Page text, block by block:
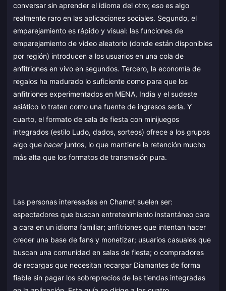
conversar sin aprender el idioma del otro; eso es algo
realmente raro en las aplicaciones sociales. Segundo, el
emparejamiento es rápido y visual: las funciones de
emparejamiento de video aleatorio (donde están disponibles
por región) introducen a los usuarios en una cola de
anfitriones en vivo en segundos. Tercero, la economía de
regalos ha madurado lo suficiente como para que los
anfitriones experimentados en MENA, India y el sudeste
asiático lo traten como una fuente de ingresos seria. Y
cuarto, el formato de sala de fiesta con minijuegos
integrados (estilo Ludo, dados, sorteos) ofrece a los grupos
algo que hacerjuntos, lo que mantiene la retención mucho
más alta que los formatos de transmisión pura.
Las personas interesadas en Chamet suelen ser:
espectadores que buscan entretenimiento instantáneo cara
a cara en un idioma familiar; anfitriones que intentan hacer
crecer una base de fans y monetizar; usuarios casuales que
buscan una comunidad en salas de fiesta; o compradores
de recargas que necesitan recargar Diamantes de forma
fiable sin pagar los sobreprecios de las tiendas integradas